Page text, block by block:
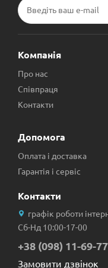
Компанія
Про нас
Співпраця
Контакти
Допомога
Оплата і доставка
Гарантія і сервіс
Контакти
графік роботи
Сб-Нд 10:00-17-00
+38 (098) 11-69-
Замовити дзвінок